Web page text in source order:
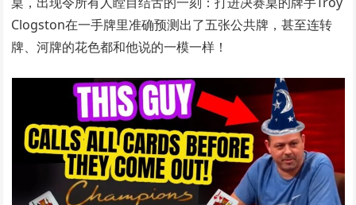
Clogston在一手牌里准确预测出了五张公共牌，甚至连转
牌、河牌的花色都和他说的一模一样！